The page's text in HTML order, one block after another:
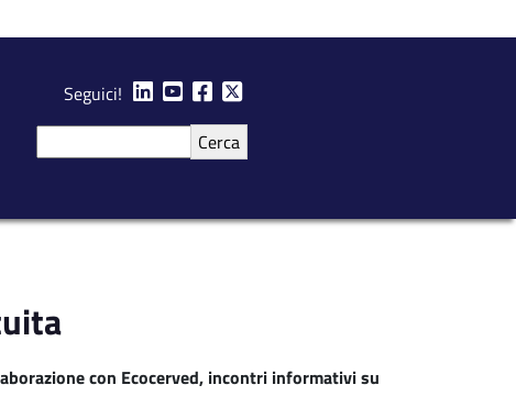
Seguici!
con Ecocerved, incontri informativi su